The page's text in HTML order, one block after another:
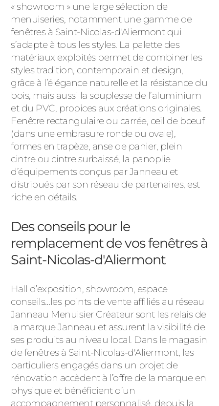
« showroom » une large sélection de
menuiseries, notamment une gamme de
fenêtres à Saint-Nicolas-d'Aliermont qui
s’adapte à tous les styles. La palette des
matériaux exploités permet de combiner les
styles tradition, contemporain et design,
grâce à l’élégance naturelle et la résistance du
bois, mais aussi la souplesse de l’aluminium
et du PVC, propices aux créations originales.
Fenêtre rectangulaire ou carrée, œil de bœuf
(dans une embrasure ronde ou ovale),
formes en trapèze, anse de panier, plein
cintre ou cintre surbaissé, la panoplie
d’équipements conçus par Janneau et
distribués par son réseau de partenaires, est
riche en détails.
Des conseils pour le
remplacement de vos fenêtres à
Saint-Nicolas-d'Aliermont
Hall d’exposition, showroom, espace
conseils…les points de vente affiliés au réseau
Janneau Menuisier Créateur sont les relais de
la marque Janneau et assurent la visibilité de
ses produits au niveau local. Dans le magasin
de fenêtres à Saint-Nicolas-d'Aliermont, les
particuliers engagés dans un projet de
rénovation accèdent à l’offre de la marque en
physique et bénéficient d’un
accompagnement personnalisé, depuis la